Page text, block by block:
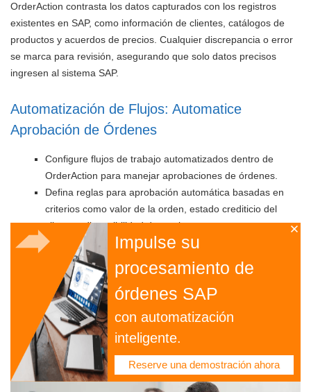
OrderAction contrasta los datos capturados con los registros
existentes en SAP, como información de clientes, catálogos de
productos y acuerdos de precios. Cualquier discrepancia o error
se marca para revisión, asegurando que solo datos precisos
ingresen al sistema SAP.
Automatización de Flujos: Automatice
Aprobación de Órdenes
Configure flujos de trabajo automatizados dentro de
OrderAction para manejar aprobaciones de órdenes.
Defina reglas para aprobación automática basadas en
criterios como valor de la orden, estado crediticio del
cliente y disponibilidad de stock.
Optimice el Cumplimiento de Órdenes
OrderAction activa las acciones necesarias en SAP para cumplir
la orden, incluyendo asignación de inventario, picking, empaque y
envío. Actualiza el estado de la orden en tiempo real, brindando
visibilidad de todo el proceso de cumplimiento.
Impulse su
procesamiento de
órdenes SAP
con automatización
inteligente.
Reserve una demostración ahora